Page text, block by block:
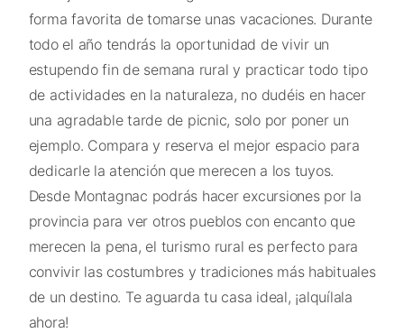
forma favorita de tomarse unas vacaciones. Durante
todo el año tendrás la oportunidad de vivir un
estupendo fin de semana rural y practicar todo tipo
de actividades en la naturaleza, no dudéis en hacer
una agradable tarde de picnic, solo por poner un
ejemplo. Compara y reserva el mejor espacio para
dedicarle la atención que merecen a los tuyos.
Desde Montagnac podrás hacer excursiones por la
provincia para ver otros pueblos con encanto que
merecen la pena, el turismo rural es perfecto para
convivir las costumbres y tradiciones más habituales
de un destino. Te aguarda tu casa ideal, ¡alquílala
ahora!